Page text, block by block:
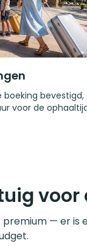
boeking bevestigd,
voor de
voor
premium — er is